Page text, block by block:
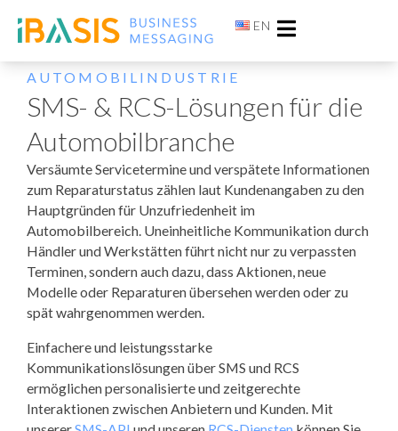
EN
AUTOMOBILINDUSTRIE
SMS- & RCS-Lösungen für die
Automobilbranche
Versäumte Servicetermine und verspätete Informationen
zum Reparaturstatus zählen laut Kundenangaben zu den
Hauptgründen für Unzufriedenheit im
Automobilbereich. Uneinheitliche Kommunikation durch
Händler und Werkstätten führt nicht nur zu verpassten
Terminen, sondern auch dazu, dass Aktionen, neue
Modelle oder Reparaturen übersehen werden oder zu
spät wahrgenommen werden.
Einfachere und leistungsstarke
Kommunikationslösungen über SMS und RCS
ermöglichen personalisierte und zeitgerechte
Interaktionen zwischen Anbietern und Kunden. Mit